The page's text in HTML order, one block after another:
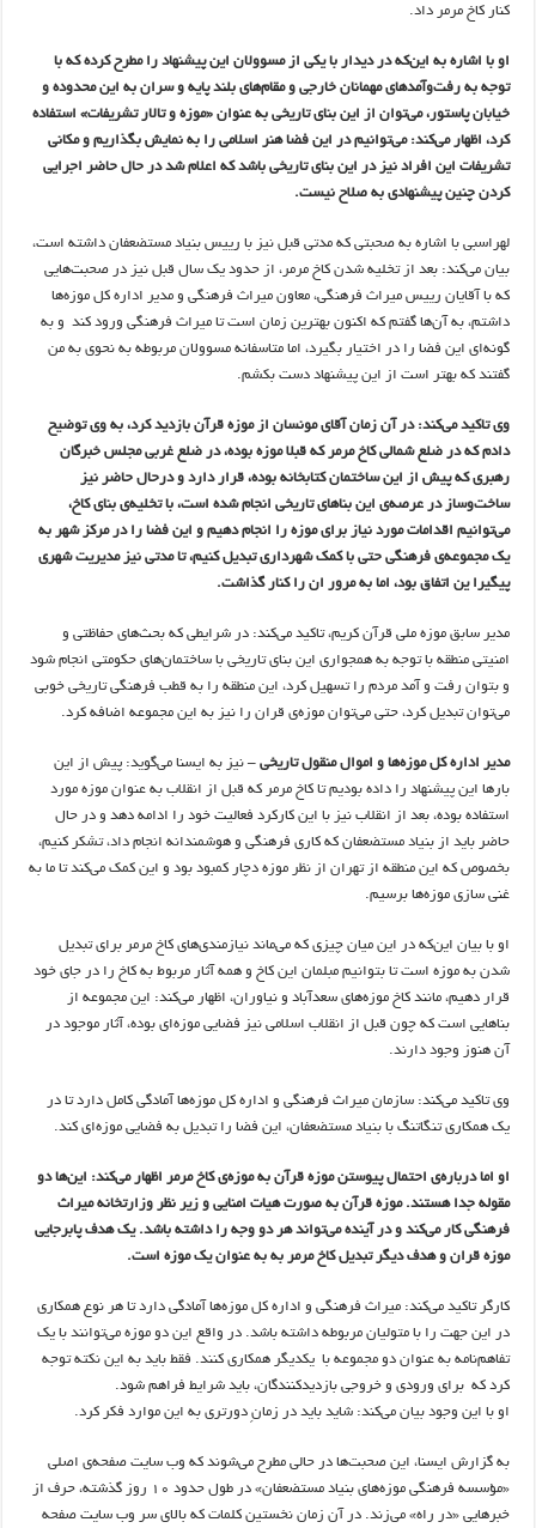
کنار کاخ مرمر داد.
او با اشاره به این‌که در دیدار با یکی از مسوولان این پیشنهاد را مطرح کرده که با
توجه به رفت‌وآمدهای مهمانان خارجی و مقام‌های بلند پایه و سران به این محدوده و
خیابان پاستور، می‌توان از این بنای تاریخی به عنوان «موزه و تالار تشریفات» استفاده
کرد، اظهار می‌کند: می‌توانیم در این فضا هنر اسلامی را به نمایش بگذاریم و مکانی
تشریفات این افراد نیز در این بنای تاریخی باشد که اعلام شد در حال حاضر اجرایی
کردن چنین پیشنهادی به صلاح نیست.
لهراسبی با اشاره به صحبتی که مدتی قبل نیز با رییس بنیاد مستضعفان داشته است،
بیان می‌کند: بعد از تخلیه شدن کاخ مرمر، از حدود یک سال قبل نیز در صحبت‌هایی
که با آقایان رییس میراث فرهنگی، معاون میراث فرهنگی و مدیر اداره کل موزه‌ها
داشتم، به آن‌ها گفتم که اکنون بهترین زمان است تا میراث فرهنگی ورود کند و به
گونه‌ای این فضا را در اختیار بگیرد، اما متاسفانه مسوولان مربوطه به نحوی به من
گفتند که بهتر است از این پیشنهاد دست بکشم.
وی تاکید می‌کند: در آن زمان آقای مونسان از موزه قرآن بازدید کرد، به وی توضیح
دادم که در ضلع شمالی کاخ مرمر که قبلا موزه بوده، در ضلع غربی مجلس خبرگان
رهبری که پیش از این ساختمان کتابخانه بوده، قرار دارد و درحال حاضر نیز
ساخت‌وساز در عرصه‌ی این بناهای تاریخی انجام شده است، با تخلیه‌ی بنای کاخ،
می‌توانیم اقدامات مورد نیاز برای موزه را انجام دهیم و این فضا را در مرکز شهر به
یک مجموعه‌ی فرهنگی حتی با کمک شهرداری تبدیل کنیم، تا مدتی نیز مدیریت شهری
پیگیرا ین اتفاق بود، اما به مرور ان را کنار گذاشت.
مدیر سابق موزه ملی قرآن کریم، تاکید می‌کند: در شرایطی که بحث‌های حفاظتی و
امنیتی منطقه با توجه به همجواری این بنای تاریخی با ساختمان‌های حکومتی انجام شود
و بتوان رفت و آمد مردم را تسهیل کرد، این منطقه را به قطب فرهنگی تاریخی خوبی
می‌توان تبدیل کرد، حتی می‌توان موزه‌ی قران را نیز به این مجموعه اضافه کرد.
مدیر اداره کل موزه‌ها و اموال منقول تاریخی – نیز به ایسنا می‌گوید: پیش از این
بارها این پیشنهاد را داده بودیم تا کاخ مرمر که قبل از انقلاب به عنوان موزه مورد
استفاده بوده، بعد از انقلاب نیز با این کارکرد فعالیت خود را ادامه دهد و در حال
حاضر باید از بنیاد مستضعفان که کاری فرهنگی و هوشمندانه انجام داد، تشکر کنیم،
بخصوص که این منطقه از تهران از نظر موزه دچار کمبود بود و این کمک می‌کند تا ما به
غنی سازی موزه‌ها برسیم.
او با بیان این‌که در این میان چیزی که می‌ماند نیازمندی‌های کاخ مرمر برای تبدیل
شدن به موزه است تا بتوانیم مبلمان این کاخ و همه آثار مربوط به کاخ را در جای خود
قرار دهیم، مانند کاخ موزه‌های سعدآباد و نیاوران، اظهار می‌کند: این مجموعه از
بناهایی است که چون قبل از انقلاب اسلامی نیز فضایی موزه‌ای بوده، آثار موجود در
آن هنوز وجود دارند.
وی تاکید می‌کند:‌ سازمان میراث فرهنگی و اداره کل موزه‌ها آمادگی کامل دارد تا در
یک همکاری تنگاتنگ با بنیاد مستضعفان، این فضا را تبدیل به فضایی موزه‌ای کند.
او اما درباره‌ی احتمال پیوستن موزه قرآن به موزه‌ی کاخ مرمر اظهار می‌کند: این‌ها دو
مقوله جدا هستند. موزه قرآن به صورت هیات امنایی و زیر نظر وزارتخانه میراث
فرهنگی کار می‌کند و در آینده می‌تواند هر دو وجه را داشته باشد. یک هدف پابرجایی
موزه قران و هدف دیگر تبدیل کاخ مرمر به به عنوان یک موزه است.
کارگر تاکید می‌کند:‌ میراث فرهنگی و اداره کل موزه‌ها آمادگی دارد تا هر نوع همکاری
در این جهت را با متولیان مربوطه داشته باشد. در واقع این دو موزه می‌توانند با یک
تفاهم‌نامه به عنوان دو مجموعه با یکدیگر همکاری کنند. فقط باید به این نکته توجه
کرد که برای ورودی و خروجی بازدیدکنندگان، باید شرایط فراهم شود.
او با این وجود بیان می‌کند: شاید باید در زمانِ دورتری به این موارد فکر کرد.
به گزارش ایسنا، این صحبت‌ها در حالی مطرح می‌شوند که وب سایت صفحه‌ی اصلی
«مؤسسه فرهنگی موزه‌های بنیاد مستضعفان» در طول حدود ۱۰ روز گذشته، حرف از
خبرهایی «در راه» می‌زند. در آن زمان نخستین کلمات که بالای سر وب سایت صفحه